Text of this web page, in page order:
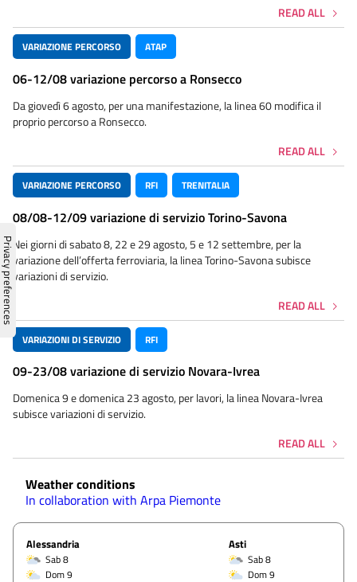
READ ALL
VARIAZIONE PERCORSO ATAP
06-12/08 variazione percorso a Ronsecco
Da giovedì 6 agosto, per una manifestazione, la linea 60 modifica il
proprio percorso a Ronsecco.
READ ALL
VARIAZIONE PERCORSO RFI TRENITALIA
08/08-12/09 variazione di servizio Torino-Savona
Nei giorni di sabato 8, 22 e 29 agosto, 5 e 12 settembre, per la
variazione dell’offerta ferroviaria, la linea Torino-Savona subisce
variazioni di servizio.
READ ALL
VARIAZIONI DI SERVIZIO RFI
09-23/08 variazione di servizio Novara-Ivrea
Domenica 9 e domenica 23 agosto, per lavori, la linea Novara-Ivrea
subisce variazioni di servizio.
READ ALL
Weather conditions
In collaboration with Arpa Piemonte
Alessandria
Sab 8
Dom 9
Asti
Sab 8
Dom 9